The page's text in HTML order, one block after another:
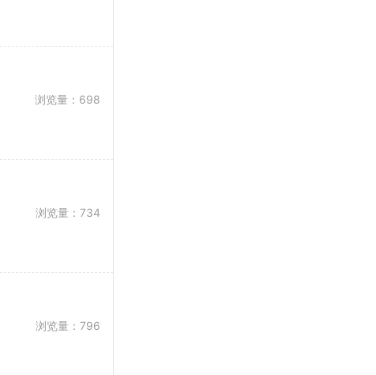
浏览量：698
浏览量：734
浏览量：796